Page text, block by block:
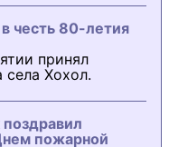
честь 80-летия
принял
села Хохол.
пожарной